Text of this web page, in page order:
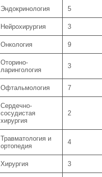
Эндокринология 5
Нейрохирургия 3
Онкология 9
Оторино-
ларингология
3
Офтальмология 7
Сердечно-
сосудистая
хирургия
2
Травматология и
ортопедия
4
Хирургия 3